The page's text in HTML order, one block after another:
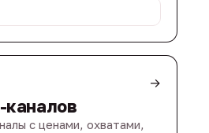
→
каналов
с ценами, охватами,